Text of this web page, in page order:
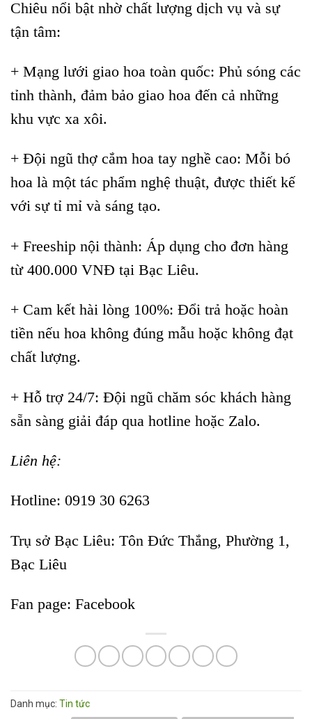
Chiêu nổi bật nhờ chất lượng dịch vụ và sự
tận tâm:
+ Mạng lưới giao hoa toàn quốc: Phủ sóng các
tỉnh thành, đảm bảo giao hoa đến cả những
khu vực xa xôi.
+ Đội ngũ thợ cắm hoa tay nghề cao: Mỗi bó
hoa là một tác phẩm nghệ thuật, được thiết kế
với sự tỉ mỉ và sáng tạo.
+ Freeship nội thành: Áp dụng cho đơn hàng
từ 400.000 VNĐ tại Bạc Liêu.
+ Cam kết hài lòng 100%: Đổi trả hoặc hoàn
tiền nếu hoa không đúng mẫu hoặc không đạt
chất lượng.
+ Hỗ trợ 24/7: Đội ngũ chăm sóc khách hàng
sẵn sàng giải đáp qua hotline hoặc Zalo.
Liên hệ:
Hotline: 0919 30 6263
Trụ sở Bạc Liêu: Tôn Đức Thắng, Phường 1,
Bạc Liêu
Fan page: Facebook
Danh mục: Tin tức